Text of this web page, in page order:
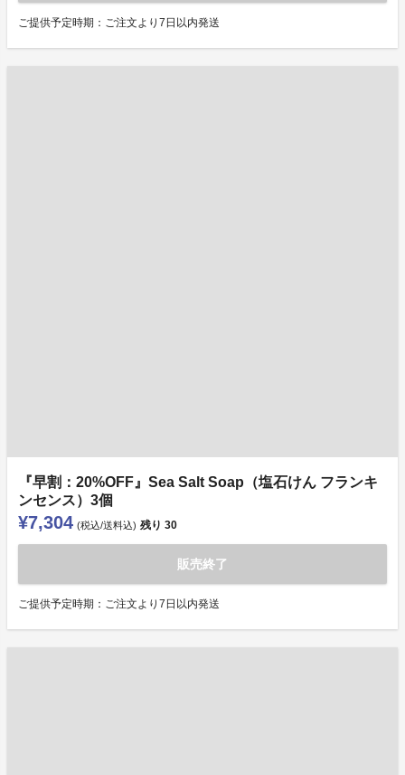
ご提供予定時期：ご注文より7日以内発送
『早割：20%OFF』Sea Salt Soap（塩石けん フランキ
ンセンス）3個
¥7,304 (税込/送料込) 残り 30
販売終了
ご提供予定時期：ご注文より7日以内発送